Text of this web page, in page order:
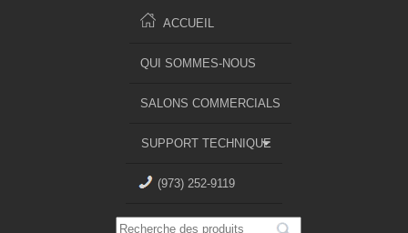
ACCUEIL
QUI SOMMES-NOUS
SALONS COMMERCIALS
SUPPORT TECHNIQUE
(973) 252-9119